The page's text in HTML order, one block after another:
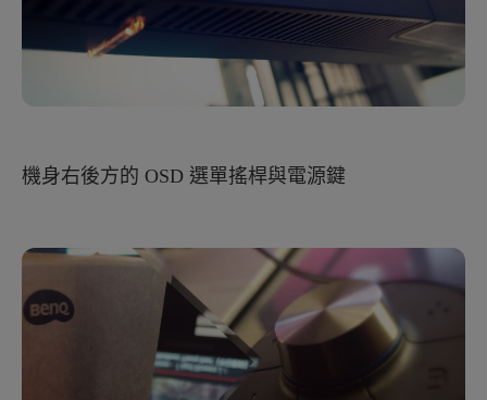
機身右後方的 OSD 選單搖桿與電源鍵